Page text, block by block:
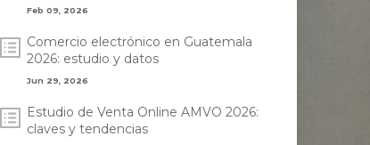
Feb 09, 2026
Comercio electrónico en Guatemala
2026: estudio y datos
Jun 29, 2026
Estudio de Venta Online AMVO 2026:
claves y tendencias